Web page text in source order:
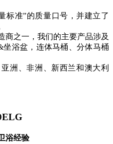
标准”的质量口号，并建立了
商之一，我们的主要产品涉及
浴盆，连体马桶、分体马桶
洲、非洲、新西兰和澳大利
浴经验